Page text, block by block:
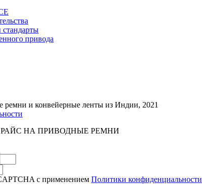
стандарты
привода
ремни и конвейерные ленты из Индии, 2021
НА ПРИВОДНЫЕ РЕМНИ
с применением Политики конфиденциальности